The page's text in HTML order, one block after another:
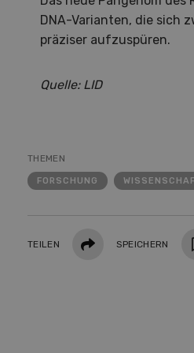
DNA-Varianten, die sich
präziser aufzuspüren.
Quelle: LID
THEMEN
FORSCHUNG
TEILEN Teilen SPEICHERN